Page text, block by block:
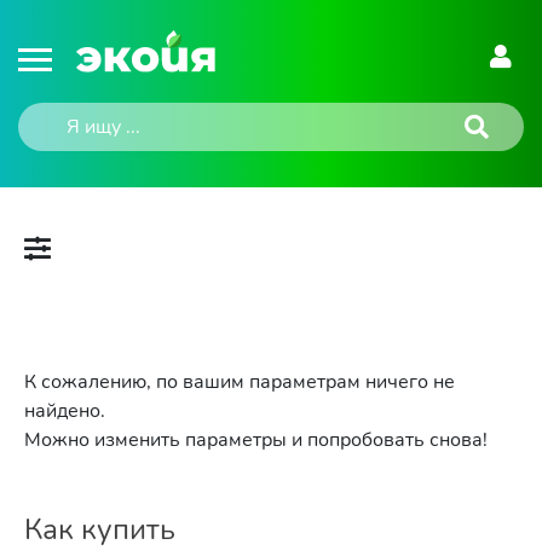
К сожалению, по вашим параметрам ничего не
найдено.
Можно изменить параметры и попробовать снова!
Как купить